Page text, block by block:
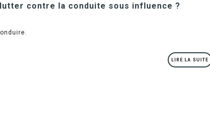
contre la conduite sous influence ?
LIRE LA SUITE